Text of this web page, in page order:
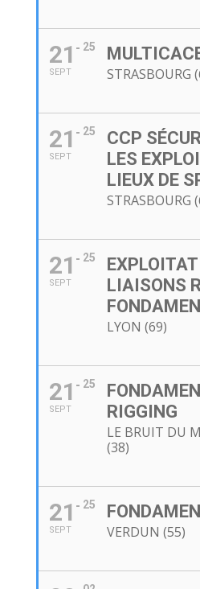
21
SEPT
25
STRASBOURG
21
SEPT
25
CCP
LES
LIEUX DE
STRASBOURG
21
SEPT
25
LIAISONS
LYON (69)
21
SEPT
25
RIGGING
LE BRUIT DU
(38)
21
SEPT
25
VERDUN (55)